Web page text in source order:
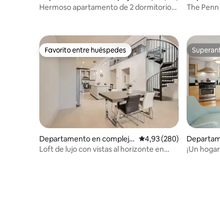
residencial en Denver
Hermoso apartamento de 2 dormitorios
The Penn
Favorito entre huéspedes
Favorito entre huéspedes
Departamento en complejo
residencial en Denver
Calificación promedio:
4,93 (280)
Loft de lujo con vistas al horizonte en
¡Un